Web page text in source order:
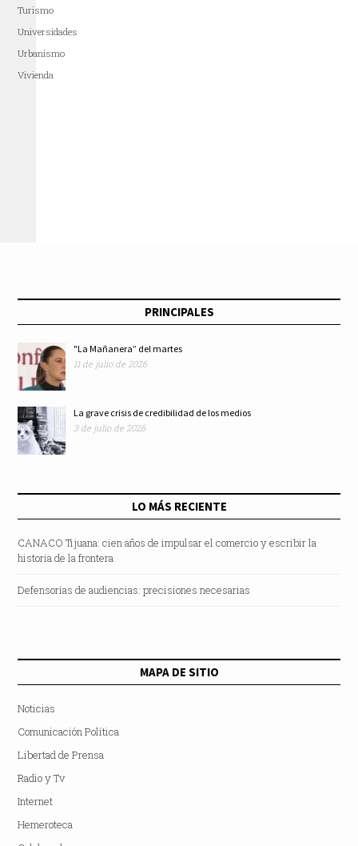
Turismo
Universidades
Urbanismo
Vivienda
PRINCIPALES
"La Mañanera” del martes
11 de julio de 2026
La grave crisis de credibilidad de los medios
3 de julio de 2026
LO MÁS RECIENTE
CANACO Tijuana: cien años de impulsar el comercio y escribir la
historia de la frontera
Defensorías de audiencias: precisiones necesarias
MAPA DE SITIO
Noticias
Comunicación Política
Libertad de Prensa
Radio y Tv
Internet
Hemeroteca